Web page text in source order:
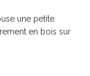
une petite
en bois sur